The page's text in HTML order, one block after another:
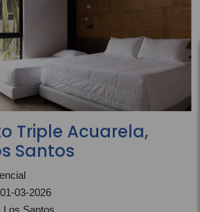
Triple Acuarela,
Santos
01-03-2026
Los Santos